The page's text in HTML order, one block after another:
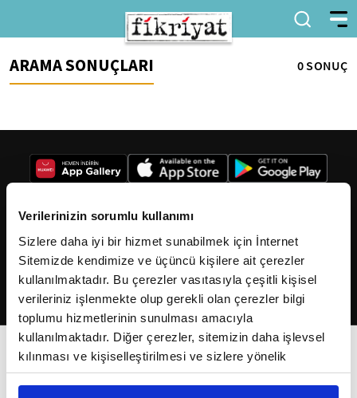
Verilerinizin sorumlu kullanımı
Sizlere daha iyi bir hizmet sunabilmek için İnternet
Sitemizde kendimize ve üçüncü kişilere ait çerezler
kullanılmaktadır. Bu çerezler vasıtasıyla çeşitli kişisel
verileriniz işlenmekte olup gerekli olan çerezler bilgi
toplumu hizmetlerinin sunulması amacıyla
kullanılmaktadır. Diğer çerezler, sitemizin daha işlevsel
kılınması ve kişiselleştirilmesi ve sizlere yönelik
reklam/pazarlama faaliyetlerinin yapılması, amaçlarıyla
ARAMA SONUÇLARI 0 SONUÇ
2026Fikriyat. Tüm hakları saklıdır.